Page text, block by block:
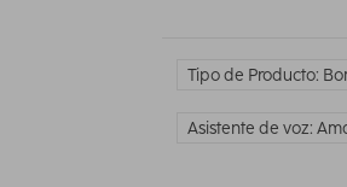
Tipo de Producto:
Asistente de voz: